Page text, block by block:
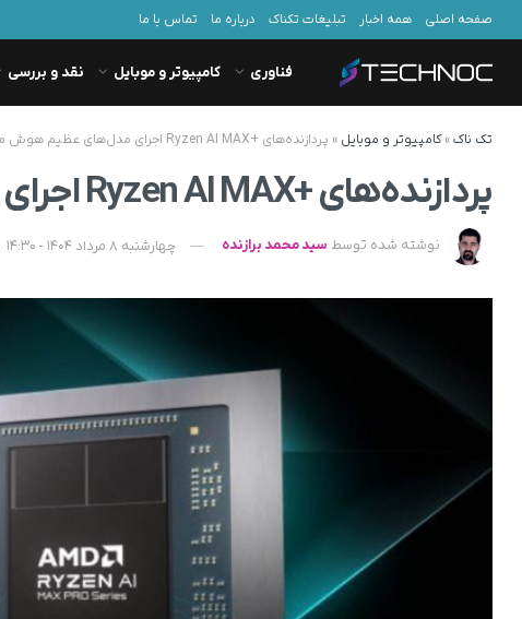
صفحه اصلی همه اخبار تبلیغات تکناک درباره ما تماس با ما
فناوری کامپیوتر و موبایل نقد و بررسی
تک ناک»کامپیوتر و موبایل » پردازنده‌های +Ryzen AI MAX اجرای مدل‌های عظیم هوش مصنوعی را ممکن کردند
پردازنده‌های +Ryzen AI MAX اجرای مدل‌های عظیم هوش مصنوعی را ممکن کردند
نوشته شده توسط سید محمد برازنده چهارشنبه 8 مرداد 1404 - 14:30